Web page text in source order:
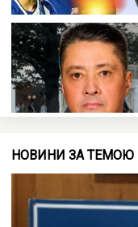
НОВИНИ ЗА ТЕМОЮ